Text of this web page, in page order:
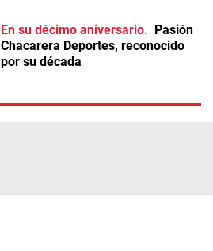
En su décimo aniversario
Pasión
Chacarera Deportes, reconocido
por su década